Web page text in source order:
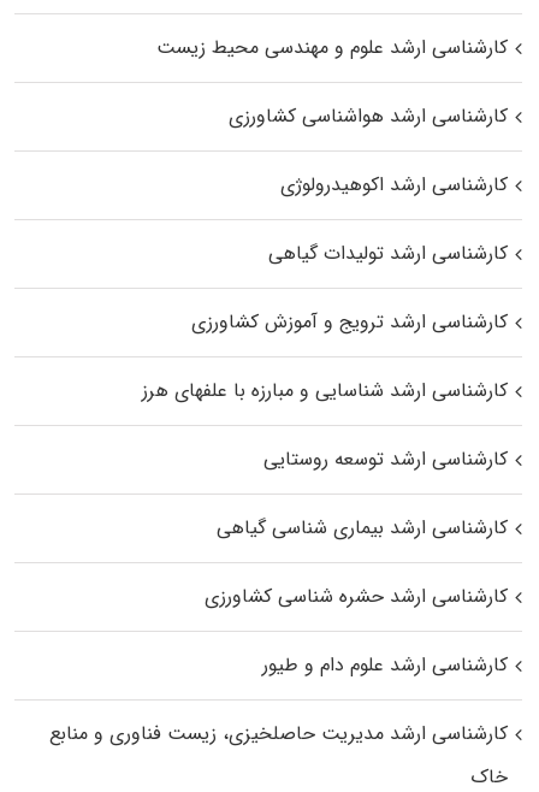
کارشناسی ارشد علوم و مهندسی محیط زیست
کارشناسی ارشد هواشناسی کشاورزی
کارشناسی ارشد اکوهیدرولوژی
کارشناسی ارشد تولیدات گیاهی
کارشناسی ارشد ترویج و آموزش کشاورزی
کارشناسی ارشد شناسایی و مبارزه با علفهای هرز
کارشناسی ارشد توسعه روستایی
کارشناسی ارشد بیماری‌ شناسی گیاهی
کارشناسی ارشد حشره‌ شناسی کشاورزی
کارشناسی ارشد علوم دام و طیور
کارشناسی ارشد مدیریت حاصلخیزی، زیست فناوری و منابع
خاک